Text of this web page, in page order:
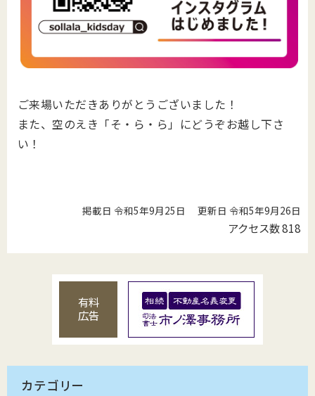
ご来場いただきありがとうございました！
また、空のえき「そ・ら・ら」にどうぞお越し下さ
い！
掲載日 令和5年9月25日 更新日 令和5年9月26日
アクセス数818
有料
広告
カテゴリー